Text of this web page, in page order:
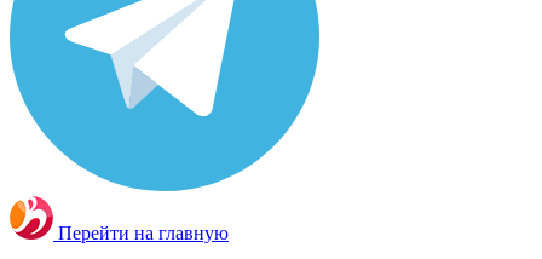
Перейти на главную